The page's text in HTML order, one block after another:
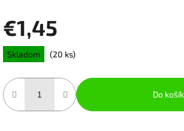
€1,45
Jednotková
cena:
Skladom (20 ks)
Do